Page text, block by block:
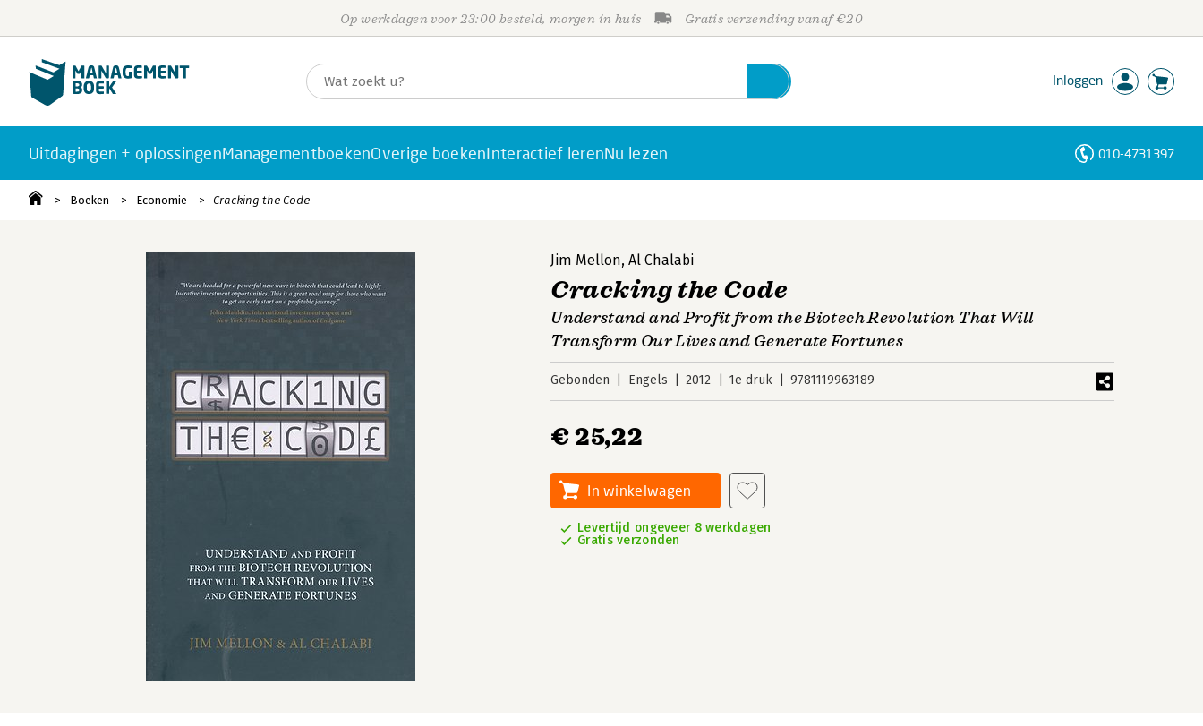
Op werkdagen voor 23:00 besteld, morgen in huis Gratis verzending vanaf €20
Inloggen
Uitdagingen + oplossingenManagementboekenOverige boekenInteractief lerenNu lezen 010-4731397
Boeken Economie Cracking the Code
Jim Mellon,Al Chalabi
Cracking the Code
Understand and Profit from the Biotech Revolution That Will
Transform Our Lives and Generate Fortunes
Gebonden Engels 2012 1e druk 9781119963189
€ 25,22
In winkelwagen
Levertijd ongeveer 8 werkdagen
Gratis verzonden
Personen